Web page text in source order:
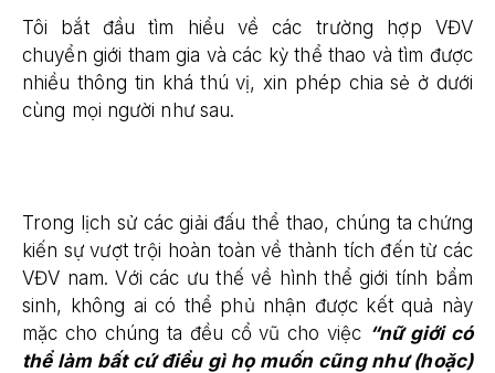
Tôi bắt đầu tìm hiểu về các trường hợp VĐV
chuyển giới tham gia và các kỳ thể thao và tìm được
nhiều thông tin khá thú vị, xin phép chia sẻ ở dưới
cùng mọi người như sau.
Trong lịch sử các giải đấu thể thao, chúng ta chứng
kiến sự vượt trội hoàn toàn về thành tích đến từ các
VĐV nam. Với các ưu thế về hình thể giới tính bẩm
sinh, không ai có thể phủ nhận được kết quả này
mặc cho chúng ta đều cổ vũ cho việc “nữ giới có
thể làm bất cứ điều gì họ muốn cũng như (hoặc)